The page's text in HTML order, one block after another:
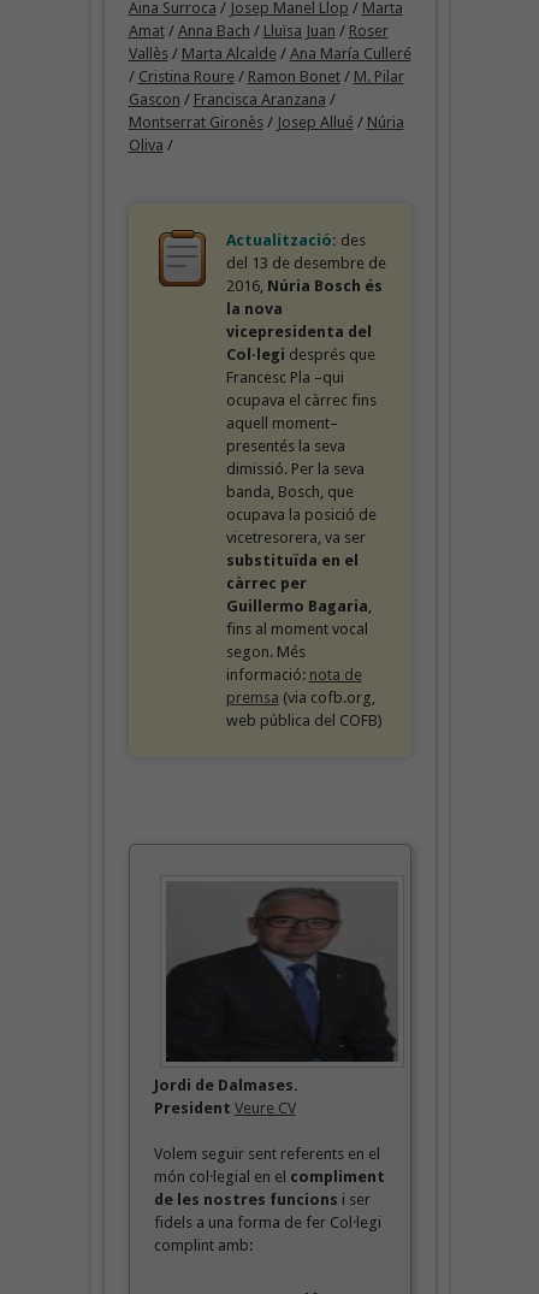
Aina Surroca / Josep Manel Llop / Marta
Amat/ Anna Bach / Lluïsa Juan / Roser
Vallès/ Marta Alcalde / Ana María Culleré
/ Cristina Roure / Ramon Bonet/ M. Pilar
Gascon / Francisca Aranzana /
Montserrat Gironès/ Josep Allué / Núria
Oliva /
Actualització: des
del 13 de desembre de
2016, Núria Bosch és
la nova
vicepresidenta del
Col·legi després que
Francesc Pla –qui
ocupava el càrrec fins
aquell moment–
presentés la seva
dimissió. Per la seva
banda, Bosch, que
ocupava la posició de
vicetresorera, va ser
substituïda en el
càrrec per
Guillermo Bagaria
fins al moment vocal
segon. Més
informació: nota de
premsa (via cofb.org,
web pública del COFB)
Jordi de Dalmases.
President Veure CV
Volem seguir sent referents en el
món col·legial en el compliment
de les nostres funcions i ser
fidels a una forma de fer Col·legi
complint amb: